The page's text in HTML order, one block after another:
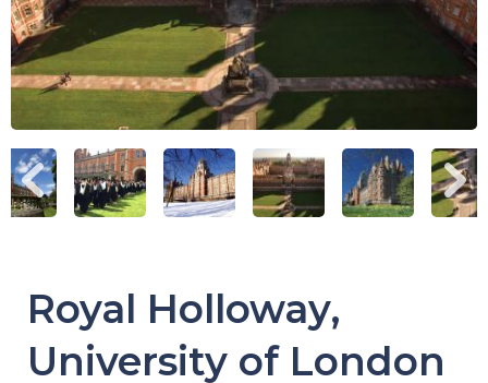
Royal Holloway,
University of London